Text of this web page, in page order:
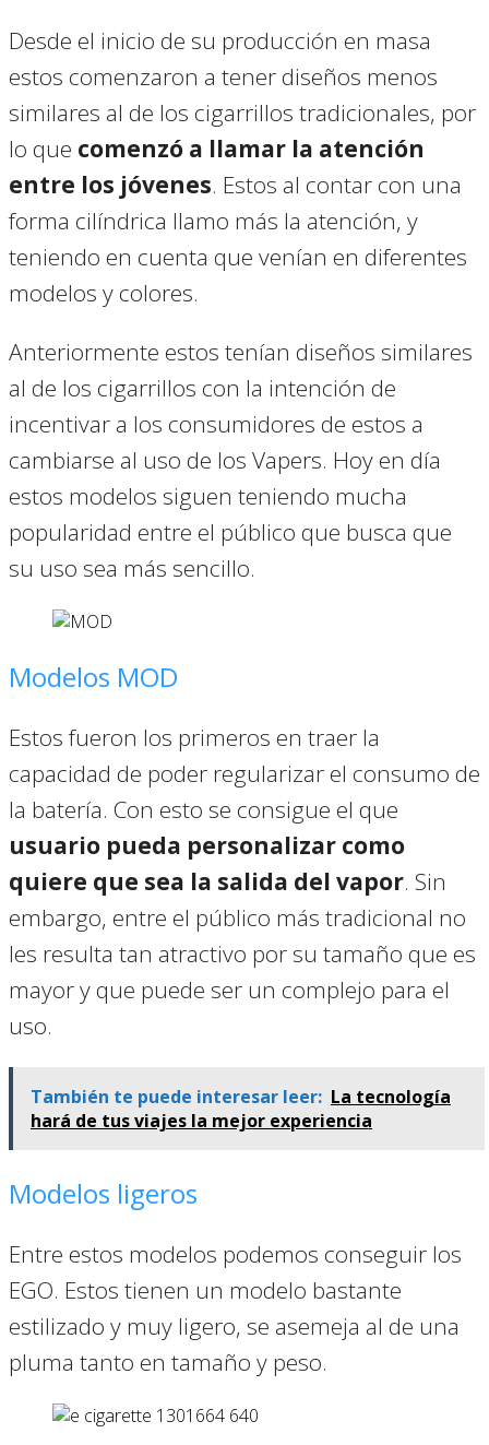
Desde el inicio de su producción en masa
estos comenzaron a tener diseños menos
similares al de los cigarrillos tradicionales, por
lo que comenzó a llamar la atención
entre los jóvenes. Estos al contar con una
forma cilíndrica llamo más la atención, y
teniendo en cuenta que venían en diferentes
modelos y colores.
Anteriormente estos tenían diseños similares
al de los cigarrillos con la intención de
incentivar a los consumidores de estos a
cambiarse al uso de los Vapers. Hoy en día
estos modelos siguen teniendo mucha
popularidad entre el público que busca que
su uso sea más sencillo.
Modelos MOD
Estos fueron los primeros en traer la
capacidad de poder regularizar el consumo de
la batería. Con esto se consigue el que
usuario pueda personalizar como
quiere que sea la salida del vapor. Sin
embargo, entre el público más tradicional no
les resulta tan atractivo por su tamaño que es
mayor y que puede ser un complejo para el
uso.
También te puede interesar leer: La tecnología
hará de tus viajes la mejor experiencia
Modelos ligeros
Entre estos modelos podemos conseguir los
EGO. Estos tienen un modelo bastante
estilizado y muy ligero, se asemeja al de una
pluma tanto en tamaño y peso.